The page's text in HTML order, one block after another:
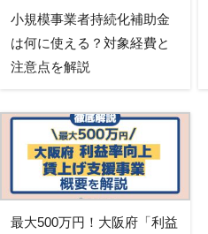
小規模事業者持続化補助金
は何に使える？対象経費と
注意点を解説
最大500万円！大阪府「利益